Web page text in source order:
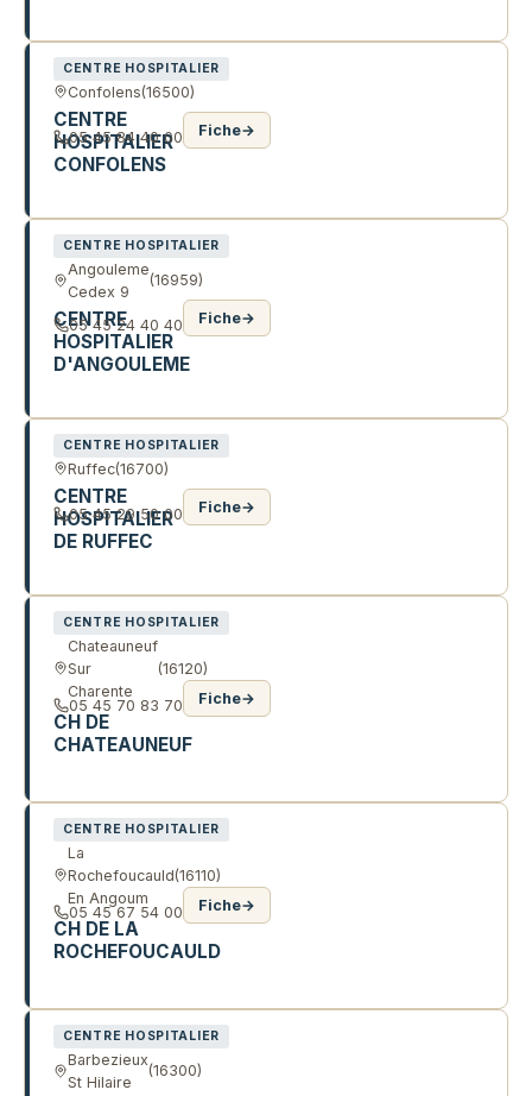
CENTRE HOSPITALIER
Confolens(16500)
CENTRE
HOSPITALIER
CONFOLENS
05 45 84 40 00 Fiche→
CENTRE HOSPITALIER
Angouleme
Cedex 9
(16959)
CENTRE
HOSPITALIER
D'ANGOULEME
05 45 24 40 40 Fiche→
CENTRE HOSPITALIER
Ruffec(16700)
CENTRE
HOSPITALIER
DE RUFFEC
05 45 29 50 00 Fiche→
CENTRE HOSPITALIER
Chateauneuf
Sur
Charente
(16120)
CH DE
CHATEAUNEUF
05 45 70 83 70 Fiche→
CENTRE HOSPITALIER
La
Rochefoucauld
En Angoum
(16110)
CH DE LA
ROCHEFOUCAULD
05 45 67 54 00 Fiche→
CENTRE HOSPITALIER
Barbezieux
St Hilaire
(16300)